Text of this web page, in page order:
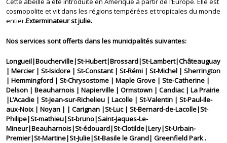
cosmopolite et vit dans les régions tempérées et tropicales du monde
entier.Exterminateur st julie.
Nos services sont offerts dans les municipalités suivantes:
Longueil|Boucherville|St-Hubert|Brossard|St-Lambert|Châteauguay
| Mercier | St-Isidore | St-Constant | St-Rémi | St-Michel | Sherrington
| Hemmingford | St-Chrysostome | Maple Grove | Ste-Catherine |
Delson | Beauharnois | Napierville | Ormstown | Candiac | La Prairie
|L’Acadie | St-Jean-sur-Richelieu | Lacolle | St-Valentin | St-Paul-Ile-
aux-Noix | Noyan | | Carignan |St-Luc | St-Bernard-de-Lacolle|St-
Philipe|St-mathieu|St-bruno|Saint-Jaques-Le-
Mineur|Beauharnois|St-édouard|St-Clotilde|Lery|St-Urbain-
Premier|St-Martine|St-Julie|St-Basile le Grand| Greenfield Park .